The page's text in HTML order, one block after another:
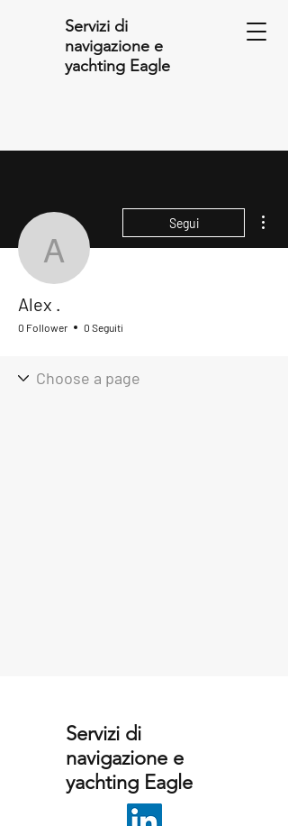
Servizi di
navigazione e
yachting Eagle
Alex .
Segui
Alex .
0 Follower 0 Seguiti
Servizi di
navigazione e
yachting Eagle